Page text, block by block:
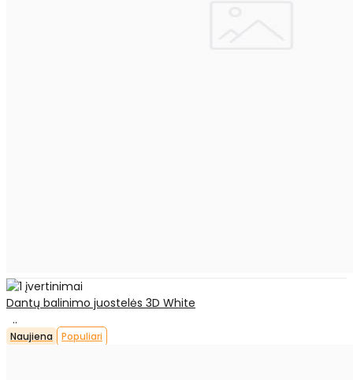
Dantų balinimo juostelės 3D White
..
Naujiena Populiari